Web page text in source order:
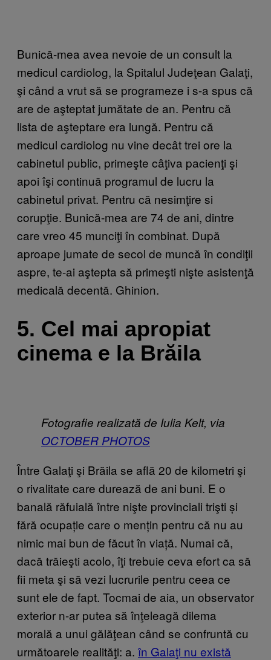
Bunică-mea avea nevoie de un consult la
medicul cardiolog, la Spitalul Judeţean Galaţi,
şi când a vrut să se programeze i s-a spus că
are de aşteptat jumătate de an. Pentru că
lista de aşteptare era lungă. Pentru că
medicul cardiolog nu vine decât trei ore la
cabinetul public, primeşte câţiva pacienţi şi
apoi îşi continuă programul de lucru la
cabinetul privat. Pentru că nesimţire si
corupţie. Bunică-mea are 74 de ani, dintre
care vreo 45 munciţi în combinat. După
aproape jumate de secol de muncă în condiţii
aspre, te-ai aştepta să primeşti nişte asistenţă
medicală decentă. Ghinion.
5. Cel mai apropiat
cinema e la Brăila
Fotografie realizată de Iulia Kelt, via
OCTOBER PHOTOS
Între Galaţi şi Brăila se află 20 de kilometri şi
o rivalitate care durează de ani buni. E o
banală răfuială între nişte provinciali trişti și
fără ocupație care o mențin pentru că nu au
nimic mai bun de făcut în viață. Numai că,
dacă trăieşti acolo, îţi trebuie ceva efort ca să
fii meta şi să vezi lucrurile pentru ceea ce
sunt ele de fapt. Tocmai de aia, un observator
exterior n-ar putea să înţeleagă dilema
morală a unui gălăţean când se confruntă cu
următoarele realităţi: a. în Galaţi nu există